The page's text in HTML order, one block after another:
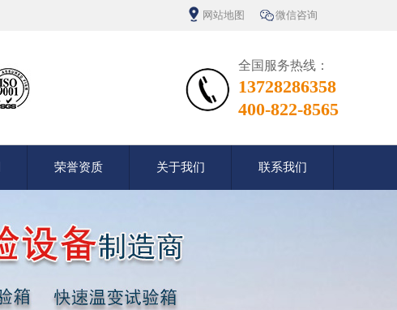
网站地图 微信咨询
全国服务热线：
13728286358
400-822-8565
荣誉资质 关于我们 联系我们